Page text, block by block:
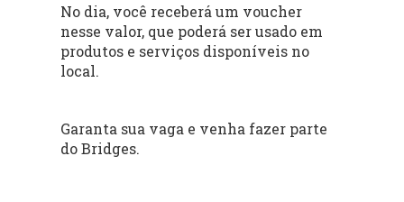
No dia, você receberá um voucher
nesse valor, que poderá ser usado em
produtos e serviços disponíveis no
local.
Garanta sua vaga e venha fazer parte
do Bridges.